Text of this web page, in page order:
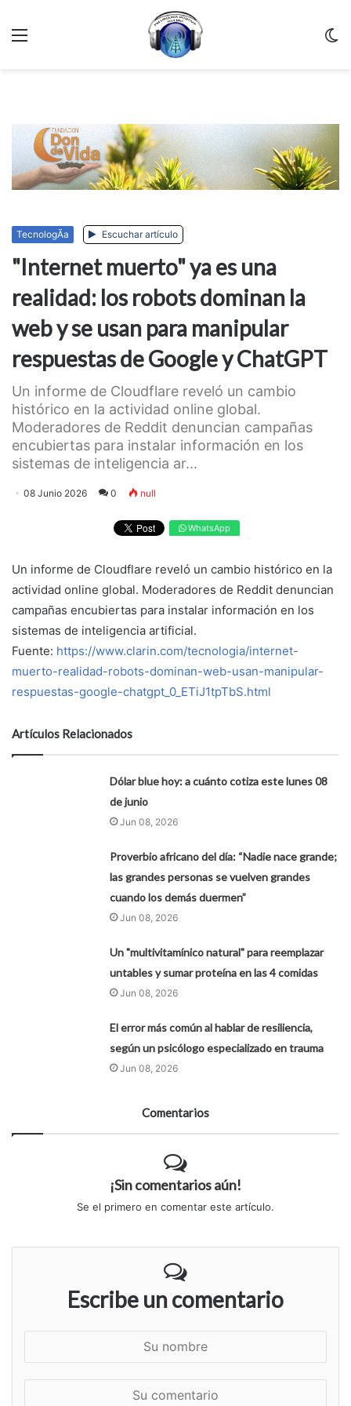
TecnologÃ­a Escuchar artículo
"Internet muerto" ya es una
realidad: los robots dominan la
web y se usan para manipular
respuestas de Google y ChatGPT
Un informe de Cloudflare reveló un cambio
histórico en la actividad online global.
Moderadores de Reddit denuncian campañas
encubiertas para instalar información en los
sistemas de inteligencia ar...
08 Junio 2026 0 null
WhatsApp
Un informe de Cloudflare reveló un cambio histórico en la
actividad online global. Moderadores de Reddit denuncian
campañas encubiertas para instalar información en los
sistemas de inteligencia artificial.
Fuente: https://www.clarin.com/tecnologia/internet-
muerto-realidad-robots-dominan-web-usan-manipular-
respuestas-google-chatgpt_0_ETiJ1tpTbS.html
Artículos Relacionados
Dólar blue hoy: a cuánto cotiza este lunes 08
de junio
Jun 08, 2026
Proverbio africano del día: “Nadie nace grande;
las grandes personas se vuelven grandes
cuando los demás duermen”
Jun 08, 2026
Un "multivitamínico natural" para reemplazar
untables y sumar proteína en las 4 comidas
Jun 08, 2026
El error más común al hablar de resiliencia,
según un psicólogo especializado en trauma
Jun 08, 2026
Comentarios
¡Sin comentarios aún!
Se el primero en comentar este artículo.
Escribe un comentario